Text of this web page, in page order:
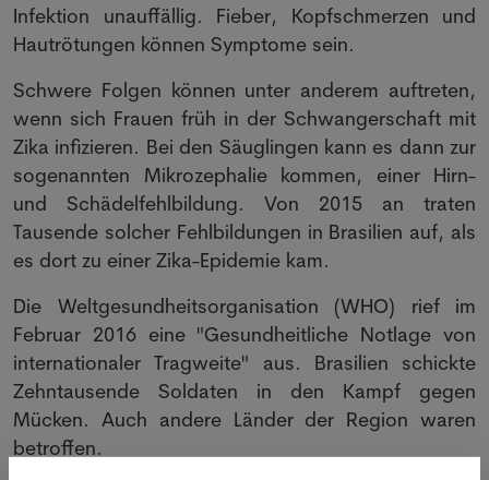
Infektion unauffällig. Fieber, Kopfschmerzen und
Hautrötungen können Symptome sein.
Schwere Folgen können unter anderem auftreten,
wenn sich Frauen früh in der Schwangerschaft mit
Zika infizieren. Bei den Säuglingen kann es dann zur
sogenannten Mikrozephalie kommen, einer Hirn-
und Schädelfehlbildung. Von 2015 an traten
Tausende solcher Fehlbildungen in Brasilien auf, als
es dort zu einer Zika-Epidemie kam.
Die Weltgesundheitsorganisation (WHO) rief im
Februar 2016 eine "Gesundheitliche Notlage von
internationaler Tragweite" aus. Brasilien schickte
Zehntausende Soldaten in den Kampf gegen
Mücken. Auch andere Länder der Region waren
betroffen.